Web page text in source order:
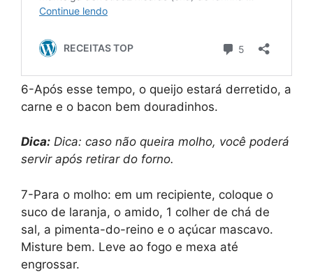
6-Após esse tempo, o queijo estará derretido, a
carne e o bacon bem douradinhos.
Dica: Dica: caso não queira molho, você poderá
servir após retirar do forno.
7-Para o molho: em um recipiente, coloque o
suco de laranja, o amido, 1 colher de chá de
sal, a pimenta-do-reino e o açúcar mascavo.
Misture bem. Leve ao fogo e mexa até
engrossar.